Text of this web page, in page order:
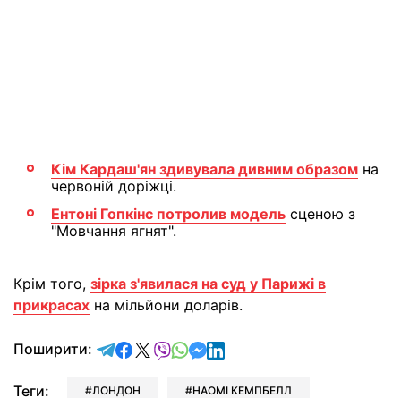
Кім Кардаш'ян здивувала дивним образом на
червоній доріжці.
Ентоні Гопкінс потролив модель сценою з
"Мовчання ягнят".
Крім того, зірка з'явилася на суд у Парижі в
прикрасах на мільйони доларів.
Поширити: відправити у Telegram
поділитись у Facebook
поділитись у X
відправити у Viber
відправити у Whatsapp
відправити у Messenger
відправити у LinkedIn
Теги: ЛОНДОН НАОМІ КЕМПБЕЛЛ